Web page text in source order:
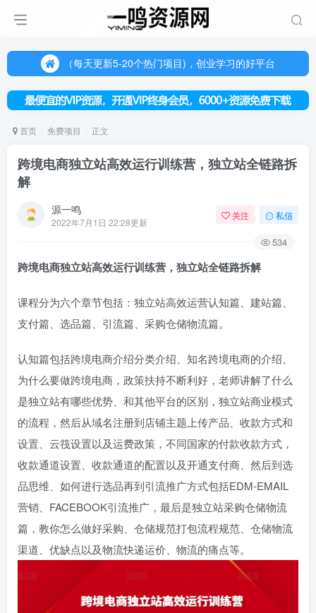
（每天更新5-20个热门项目)，创业学习的好平台
（每天更新5-20个热门项目)，创业学习的好平台
欢迎访问一鸣资源网，本站汇集数千网创课程和项目
首页 免费项目 正文
跨境电商独立站高效运行训练营，独立站全链路拆
解
源一鸣
2022年7月1日 22:28更新
关注 私信
534
跨境电商独立站高效运行训练营，独立站全链路拆解
课程分为六个章节包括：独立站高效运营认知篇、建站篇、
支付篇、选品篇、引流篇、采购仓储物流篇。
认知篇包括跨境电商介绍分类介绍、知名跨境电商的介绍、
为什么要做跨境电商，政策扶持不断利好，老师讲解了什么
是独立站有哪些优势、和其他平台的区别，独立站商业模式
的流程，然后从域名注册到店铺主题上传产品、收款方式和
设置、云筏设置以及运费政策，不同国家的付款收款方式，
收款通道设置、收款通道的配置以及开通支付商、然后到选
品思维、如何进行选品再到引流推广方式包括EDM-EMAIL
营销、FACEBOOK引流推广，最后是独立站采购仓储物流
篇，教你怎么做好采购、仓储规范打包流程规范、仓储物流
渠道、优缺点以及物流快递运价、物流的痛点等。